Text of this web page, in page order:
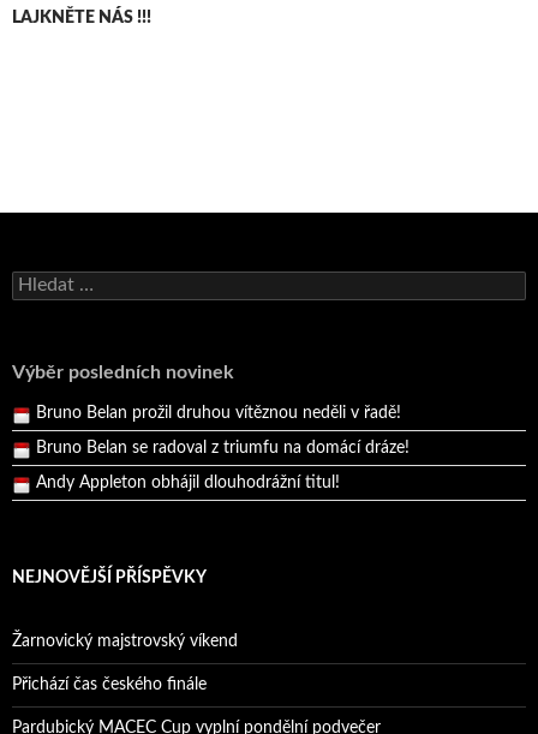
LAJKNĚTE NÁS !!!
Vyhledávání
Výběr posledních novinek
Andy Appleton obhájil dlouhodrážní titul!
Bruno Belan prožil druhou vítěznou neděli v řadě!
Bruno Belan se radoval z triumfu na domácí dráze!
Andy Appleton obhájil dlouhodrážní titul!
Reprezentační dvojice brala český titul!
NEJNOVĚJŠÍ PŘÍSPĚVKY
Žarnovický majstrovský víkend
Přichází čas českého finále
Pardubický MACEC Cup vyplní pondělní podvečer